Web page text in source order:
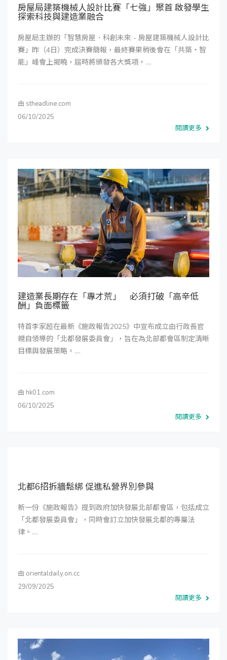
房屋局建築機械人設計比賽「七強」聚首 啟發學生
探索科技與建造業融合
房屋局主辦的「智慧房屋．科創未來 - 房屋建築機械人設計比
賽」昨（4日）完成決賽簡報，最終賽果稍後會在「共築・智
能」峰會上揭曉，屆時將頒發各大獎項。....
由 stheadline.com
06/10/2025
閱讀更多
建造業長期存在「專才荒」 必須打破「高辛低
酬」負面標籤
特首李家超在最新《施政報告2025》中宣布成立由行政長官
親自領導的「北都發展委員會」，旨在為北部都會區制定清晰
目標與發展策略。....
由 hk01.com
06/10/2025
閱讀更多
北都6招拆牆鬆綁 促進私營界別參與
新一份《施政報告》提到政府加快發展北部都會區，包括成立
「北都發展委員會」，同時會訂立加快發展北都的專屬法
律。....
由 orientaldaily.on.cc
29/09/2025
閱讀更多